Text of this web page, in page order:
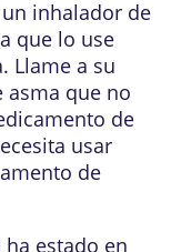
inhalador de
que lo use
Llame a su
asma que no
de
usar
de
estado en